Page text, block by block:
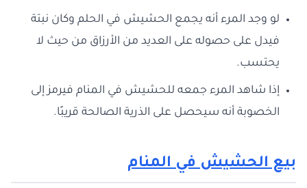
لو وجد المرء أنه يجمع الحشيش في الحلم وكان نبتة
فيدل على حصوله على العديد من الأرزاق من حيث لا
يحتسب.
إذا شاهد المرء جمعه للحشيش في المنام فيرمز إلى
الخصوبة أنه سيحصل على الذرية الصالحة قريبًا.
بيع الحشيش في المنام